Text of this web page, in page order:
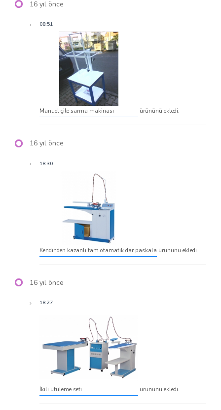
16 yıl önce
08:51
Manuel çile sarma makinası ürününü ekledi.
16 yıl önce
18:30
Kendinden kazanlı tam otamatik dar paskala ürününü ekledi.
16 yıl önce
18:27
İkili ütüleme seti ürününü ekledi.